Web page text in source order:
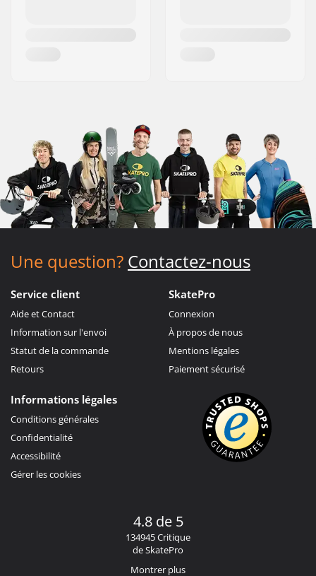
Une question? Contactez-nous
Service client
Aide et Contact
Information sur l'envoi
Statut de la commande
Retours
SkatePro
Connexion
À propos de nous
Mentions légales
Paiement sécurisé
Informations légales
Conditions générales
Confidentialité
Accessibilité
Gérer les cookies
4.8 de 5
134945 Critique
de SkatePro
Montrer plus